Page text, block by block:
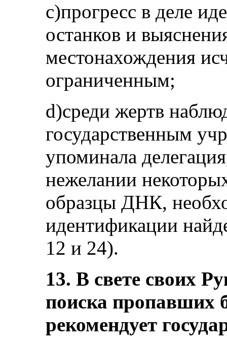
c)прогресс в деле
останков и
местонахождения
ограниченным;
d)среди жертв
государственным
упоминала
нежелании
образцы ДНК,
идентификации
12 и 24).
13. В свете своих
поиска пропавших
рекомендует